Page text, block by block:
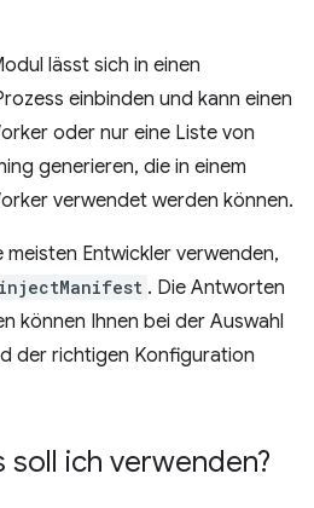
lässt sich in einen
einbinden und kann einen
oder nur eine Liste von
generieren, die in einem
verwendet werden können.
Entwickler verwenden,
injectManifest . Die Antworten
können Ihnen bei der Auswahl
der richtigen Konfiguration
ich verwenden?